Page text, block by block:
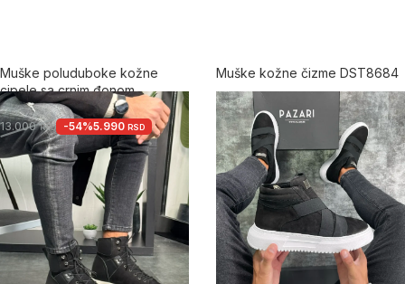
Muške poluduboke kožne
cipele sa crnim đonom
13.000RSD -54%5.990 RSD
Muške kožne čizme DST8684
5.0